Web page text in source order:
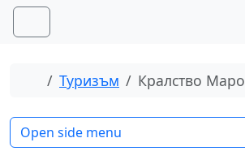
Skip to content
Skip to footer
Menu
Home
Туризъм Кралство
Open side menu